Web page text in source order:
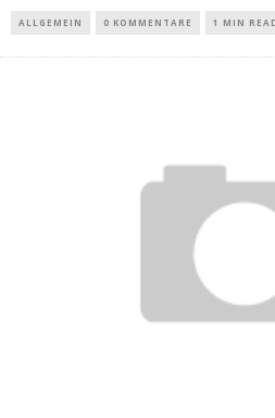
ALLGEMEIN 0 KOMMENTARE 1 MIN